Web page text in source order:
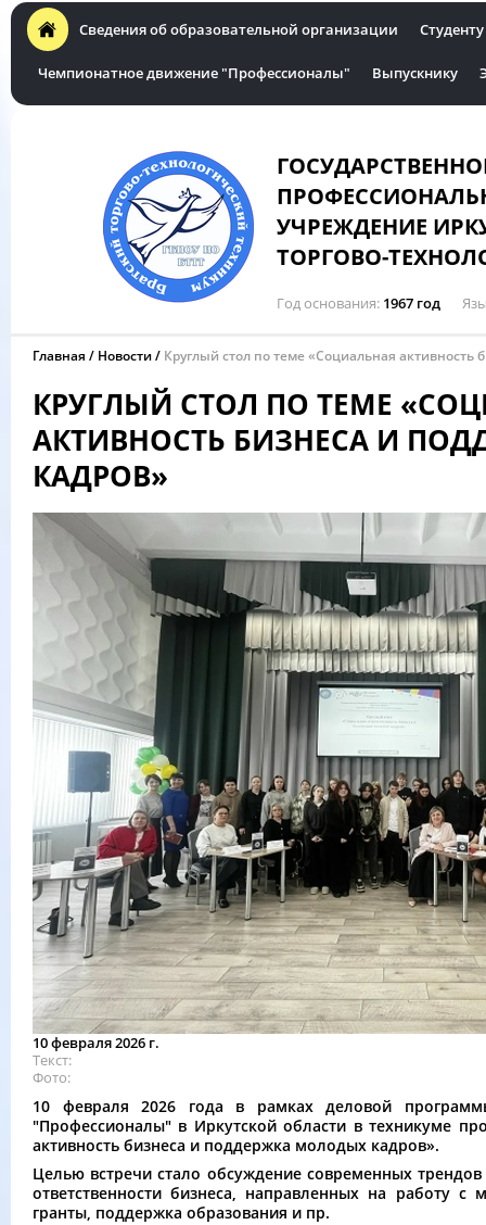
Сведения об образовательной организации Студенту
Чемпионатное движение "Профессионалы" Выпускнику
УЧРЕЖДЕНИЕ
ТОРГОВО-
Год основания 1967 год
Главная Новости Круглый стол по теме «Социальная
КРУГЛЫЙ СТОЛ ПО ТЕМЕ
АКТИВНОСТЬ БИЗНЕСА И
КАДРОВ»
10 февраля 2026 г.
Текст
Фото
10 февраля 2026 года в рамках деловой
"Профессионалы" в Иркутской области в техникуме
активность бизнеса и поддержка молодых кадров».
Целью встречи стало обсуждение современных
ответственности бизнеса, направленных на работу с
гранты, поддержка образования и пр.